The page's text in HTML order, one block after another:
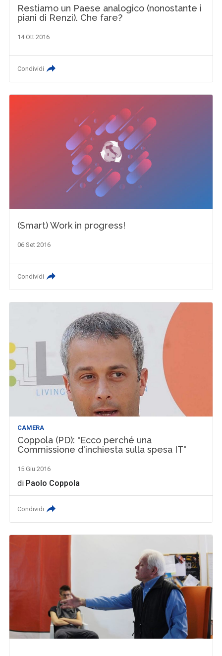
Restiamo un Paese analogico (nonostante i
piani di Renzi). Che fare?
14 Ott 2016
Condividi
(Smart) Work in progress!
06 Set 2016
Condividi
CAMERA
Coppola (PD): "Ecco perché una
Commissione d'inchiesta sulla spesa IT"
15 Giu 2016
di Paolo Coppola
Condividi